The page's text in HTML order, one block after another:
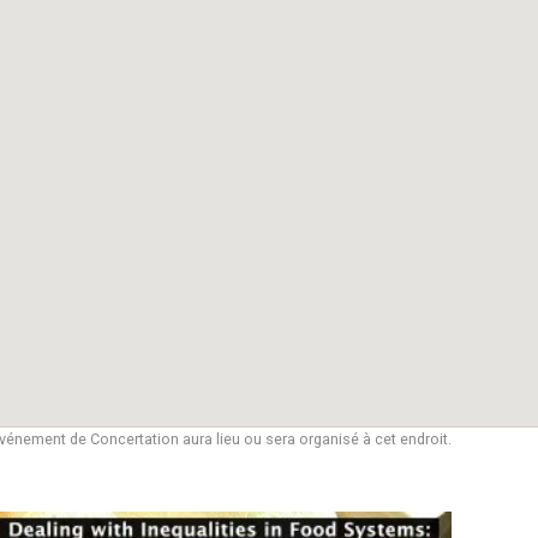
de Concertation aura lieu ou sera organisé à cet endroit.